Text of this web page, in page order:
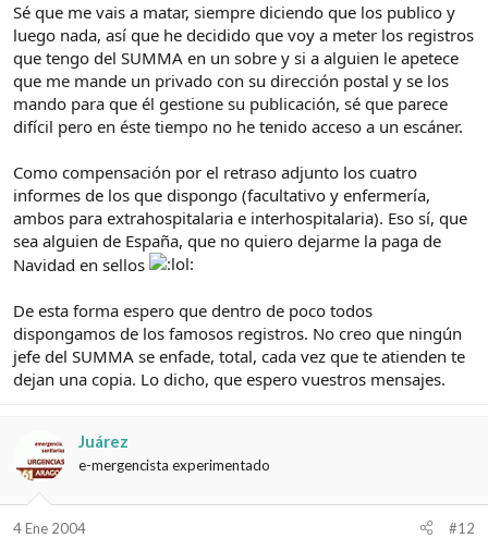
Sé que me vais a matar, siempre diciendo que los publico y
luego nada, así que he decidido que voy a meter los registros
que tengo del SUMMA en un sobre y si a alguien le apetece
que me mande un privado con su dirección postal y se los
mando para que él gestione su publicación, sé que parece
difícil pero en éste tiempo no he tenido acceso a un escáner.
Como compensación por el retraso adjunto los cuatro
informes de los que dispongo (facultativo y enfermería,
ambos para extrahospitalaria e interhospitalaria). Eso sí, que
sea alguien de España, que no quiero dejarme la paga de
Navidad en sellos
De esta forma espero que dentro de poco todos
dispongamos de los famosos registros. No creo que ningún
jefe del SUMMA se enfade, total, cada vez que te atienden te
dejan una copia. Lo dicho, que espero vuestros mensajes.
Juárez
e-mergencista experimentado
4 Ene 2004 #12